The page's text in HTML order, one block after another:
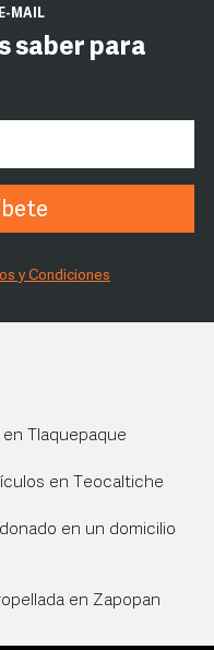
MAIL
saber para
y Condiciones
Tlaquepaque
en Teocaltiche
en un domicilio
en Zapopan